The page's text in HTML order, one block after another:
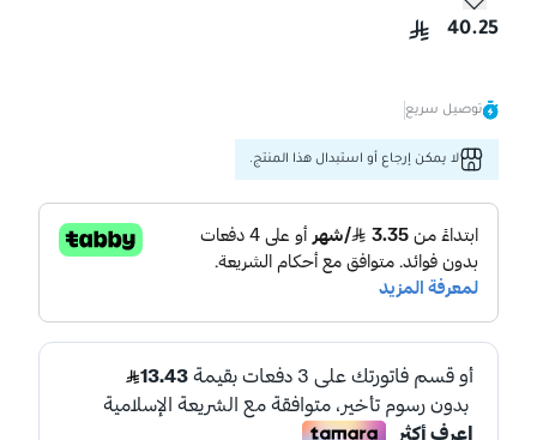
جيليت ماك تيربو REFIL P
40.25
توصيل سريع
لا يمكن إرجاع أو استبدال هذا المنتج.